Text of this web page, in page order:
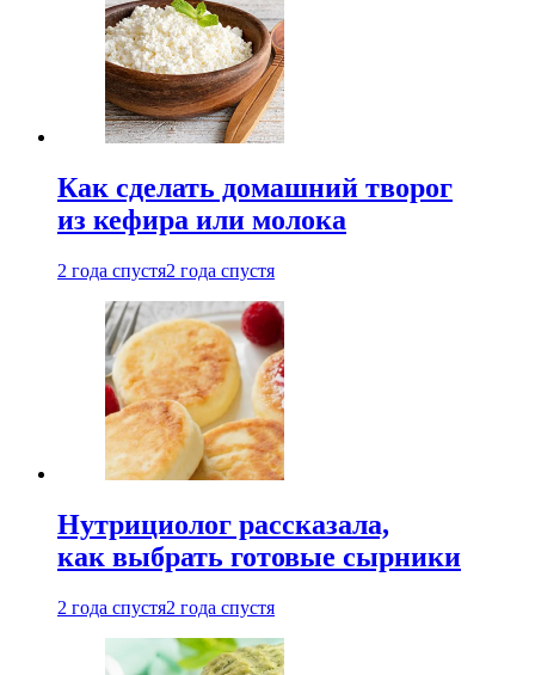
Как сделать домашний творог
из кефира или молока
2 года спустя2 года спустя
Нутрициолог рассказала,
как выбрать готовые сырники
2 года спустя2 года спустя